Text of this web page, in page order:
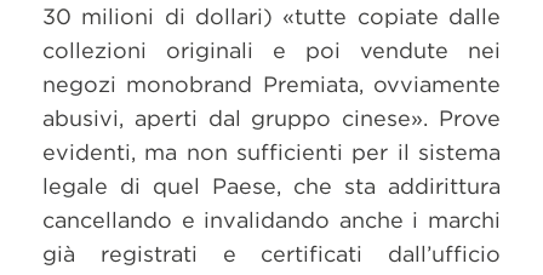
30 milioni di dollari) «tutte copiate dalle
collezioni originali e poi vendute nei
negozi monobrand Premiata, ovviamente
abusivi, aperti dal gruppo cinese». Prove
evidenti, ma non sufficienti per il sistema
legale di quel Paese, che sta addirittura
cancellando e invalidando anche i marchi
già registrati e certificati dall’ufficio